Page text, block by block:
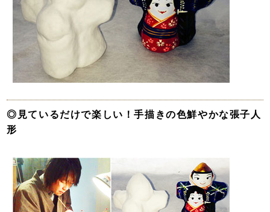
◎見ているだけで楽しい！手描きの色鮮やかな張子人
形